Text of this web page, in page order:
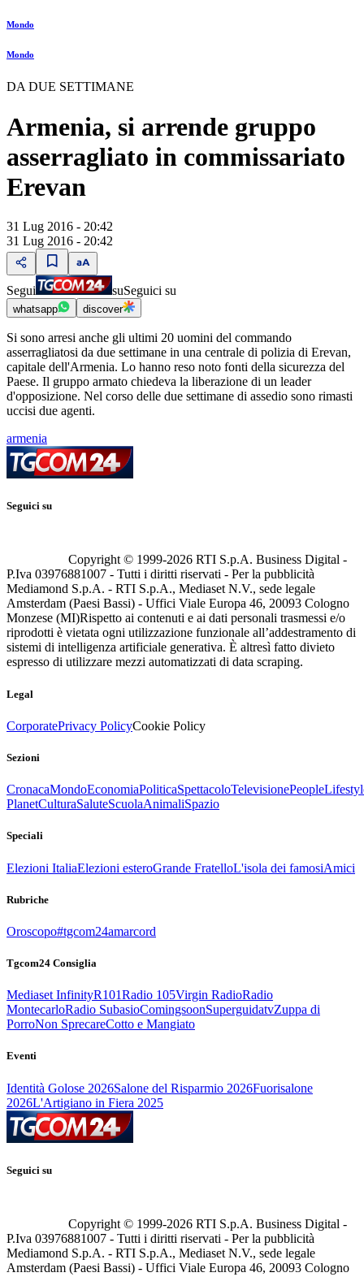
Mondo
Mondo
DA DUE SETTIMANE
Armenia, si arrende gruppo
asserragliato in commissariato
Erevan
31 Lug 2016 - 20:42
31 Lug 2016 - 20:42
Segui suSeguici su
whatsapp discover
Si sono arresi anche gli ultimi 20 uomini del commando
asserragliatosi da due settimane in una centrale di polizia di Erevan,
capitale dell'Armenia. Lo hanno reso noto fonti della sicurezza del
Paese. Il gruppo armato chiedeva la liberazione di un leader
d'opposizione. Nel corso delle due settimane di assedio sono rimasti
uccisi due agenti.
armenia
Seguici su
Copyright © 1999-2026 RTI S.p.A. Business Digital -
P.Iva 03976881007 - Tutti i diritti riservati - Per la pubblicità
Mediamond S.p.A. - RTI S.p.A., Mediaset N.V., sede legale
Amsterdam (Paesi Bassi) - Uffici Viale Europa 46, 20093 Cologno
Monzese (MI)Rispetto ai contenuti e ai dati personali trasmessi e/o
riprodotti è vietata ogni utilizzazione funzionale all’addestramento di
sistemi di intelligenza artificiale generativa. È altresì fatto divieto
espresso di utilizzare mezzi automatizzati di data scraping.
Legal
CorporatePrivacy PolicyCookie Policy
Sezioni
CronacaMondoEconomiaPoliticaSpettacoloTelevisionePeople
PlanetCulturaSaluteScuolaAnimaliSpazio
Speciali
Elezioni ItaliaElezioni esteroGrande FratelloL'isola dei famosiAmici
Rubriche
Oroscopo#tgcom24amarcord
Tgcom24 Consiglia
Mediaset InfinityR101Radio 105Virgin RadioRadio
MontecarloRadio SubasioComingsoonSuperguidatvZuppa di
PorroNon SprecareCotto e Mangiato
Eventi
Identità Golose 2026Salone del Risparmio 2026Fuorisalone
2026L'Artigiano in Fiera 2025
Seguici su
Copyright © 1999-2026 RTI S.p.A. Business Digital -
P.Iva 03976881007 - Tutti i diritti riservati - Per la pubblicità
Mediamond S.p.A. - RTI S.p.A., Mediaset N.V., sede legale
Amsterdam (Paesi Bassi) - Uffici Viale Europa 46, 20093 Cologno